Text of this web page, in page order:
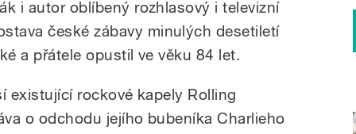
i autor oblíbený rozhlasový i televizní
české zábavy minulých desetiletí
a přátele opustil ve věku 84 let.
existující rockové kapely Rolling
o odchodu jejího bubeníka Charlieho